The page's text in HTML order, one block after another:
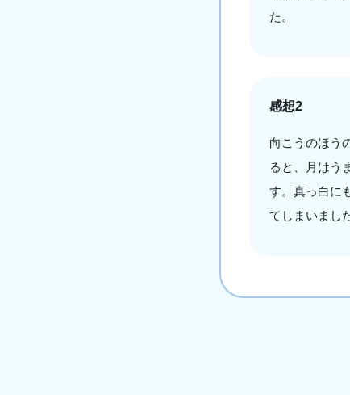
た。
感想2
向こうのほう
ると、月はう
す。真っ白に
てしまいまし